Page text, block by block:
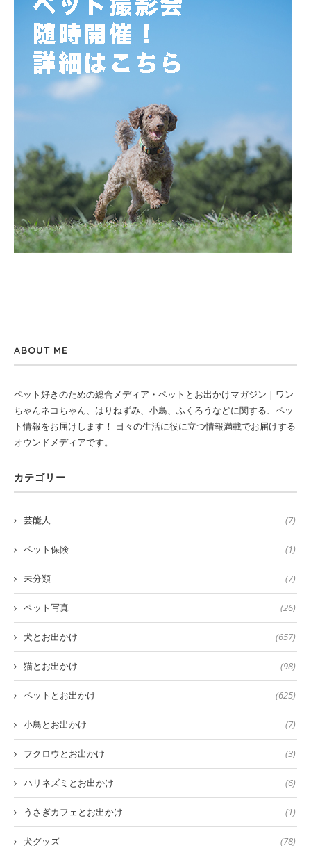
ABOUT ME
ペット好きのための総合メディア・ペットとお出かけマガジン | ワン
ちゃんネコちゃん、はりねずみ、小鳥、ふくろうなどに関する、ペッ
ト情報をお届けします！ 日々の生活に役に立つ情報満載でお届けする
オウンドメディアです。
カテゴリー
芸能人 (7)
ペット保険 (1)
未分類 (7)
ペット写真 (26)
犬とお出かけ (657)
猫とお出かけ (98)
ペットとお出かけ (625)
小鳥とお出かけ (7)
フクロウとお出かけ (3)
ハリネズミとお出かけ (6)
うさぎカフェとお出かけ (1)
犬グッズ (78)